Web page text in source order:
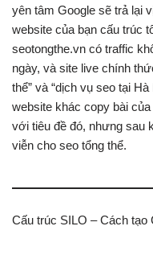
yên tâm Google sẽ trả lại
website của bạn cấu trúc
seotongthe.vn có traffic
ngày, và site live chính
thể” và “dịch vụ seo tại
website khác copy bài
với tiêu đề đó, nhưng sau
viễn cho seo tổng thể.
Cấu trúc SILO – Cách tạo